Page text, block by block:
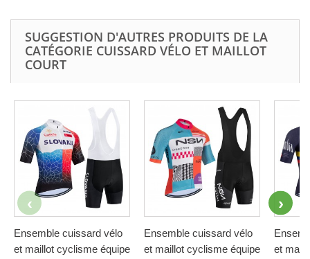
SUGGESTION D'AUTRES PRODUITS DE LA
CATÉGORIE CUISSARD VÉLO ET MAILLOT
COURT
Ensemble cuissard vélo
et maillot cyclisme équipe
Ensemble cuissard vélo
et maillot cyclisme équipe
et